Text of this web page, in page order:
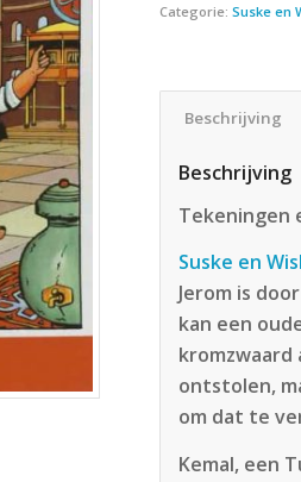
Categorie:Suske en
Beschrijving
Beschrijving
Tekeningen
Suske en
Jerom is
kan een
kromzwaard
ontstolen,
om dat te
Kemal, een